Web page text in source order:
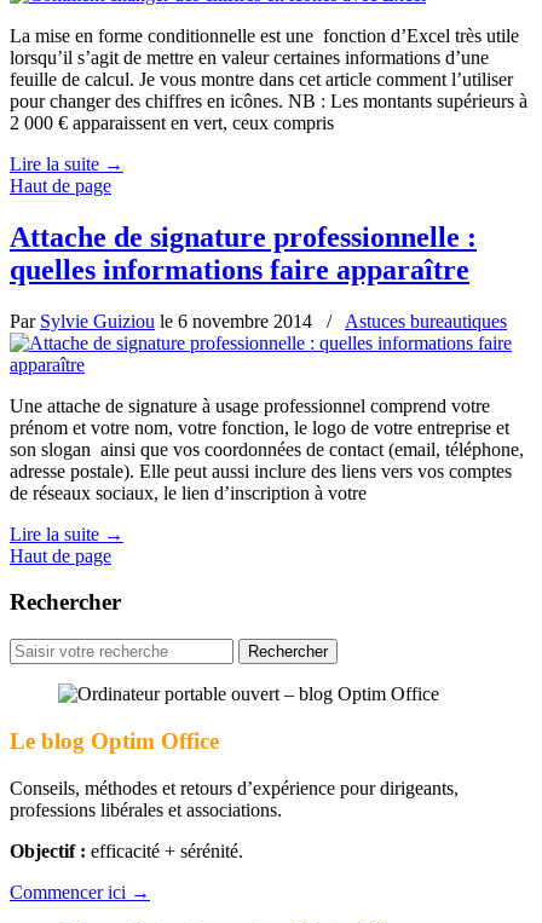
La mise en forme conditionnelle est une fonction d’Excel très utile
lorsqu’il s’agit de mettre en valeur certaines informations d’une
feuille de calcul. Je vous montre dans cet article comment l’utiliser
pour changer des chiffres en icônes. NB : Les montants supérieurs à
2 000 € apparaissent en vert, ceux compris
Lire la suite →
Haut de page
Attache de signature professionnelle :
quelles informations faire apparaître
Par Sylvie Guiziou le 6 novembre 2014 / Astuces bureautiques
Une attache de signature à usage professionnel comprend votre
prénom et votre nom, votre fonction, le logo de votre entreprise et
son slogan ainsi que vos coordonnées de contact (email, téléphone,
adresse postale). Elle peut aussi inclure des liens vers vos comptes
de réseaux sociaux, le lien d’inscription à votre
Lire la suite →
Haut de page
Rechercher
Rechercher
pour
Le blog Optim Office
Conseils, méthodes et retours d’expérience pour dirigeants,
professions libérales et associations.
Objectif : efficacité + sérénité.
Commencer ici →